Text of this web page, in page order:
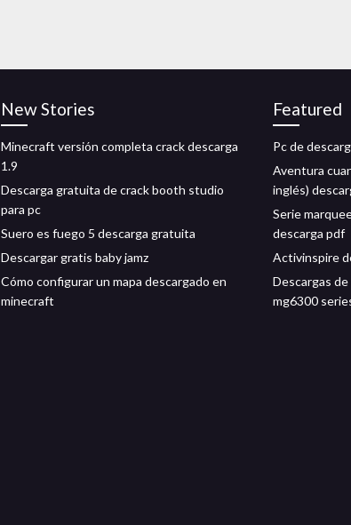
New Stories
Minecraft versión completa crack descarga
1.9
Descarga gratuita de crack booth studio
para pc
Suero es fuego 5 descarga gratuita
Descargar gratis baby jamz
Cómo configurar un mapa descargado en
minecraft
Featured
Pc de
Aventura
inglés)
Serie
descarga pdf
Activinspire
Descargas
mg6300